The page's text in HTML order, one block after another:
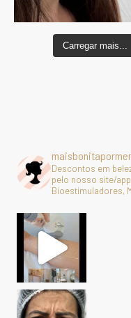
Carregar mais...
Descontos em
pelo nosso site/
Bioestimuladores,